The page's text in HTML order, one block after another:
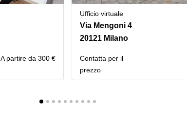
A partire da 300 €
Ufficio virtuale
Via Mengoni 4
20121 Milano
Сontatta per il
prezzo